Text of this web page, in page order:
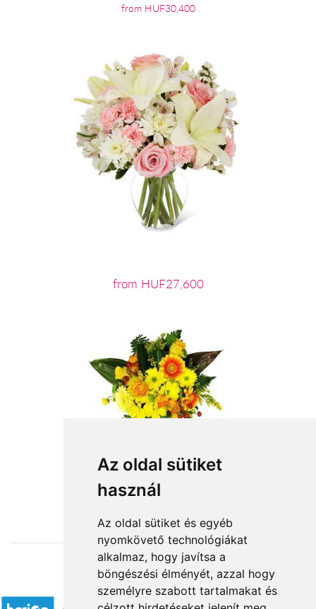
Az oldal sütiket
használ
Az oldal sütiket és egyéb
nyomkövető technológiákat
alkalmaz, hogy javítsa a
böngészési élményét, azzal hogy
személyre szabott tartalmakat és
from HUF30,400
from HUF27,600
from HUF23,200
Accepted payment methods